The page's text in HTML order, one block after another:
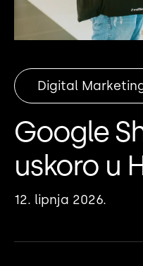
Digital
Google
uskoro u
12. lipnja 2026.